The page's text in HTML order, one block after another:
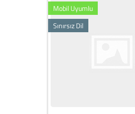
Mobil Uyumlu
Sınırsız Dil